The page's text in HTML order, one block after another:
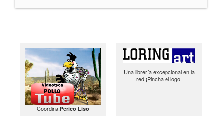
Coordina:Perico Liso
Una librería excepcional en la
red ¡Pincha el logo!